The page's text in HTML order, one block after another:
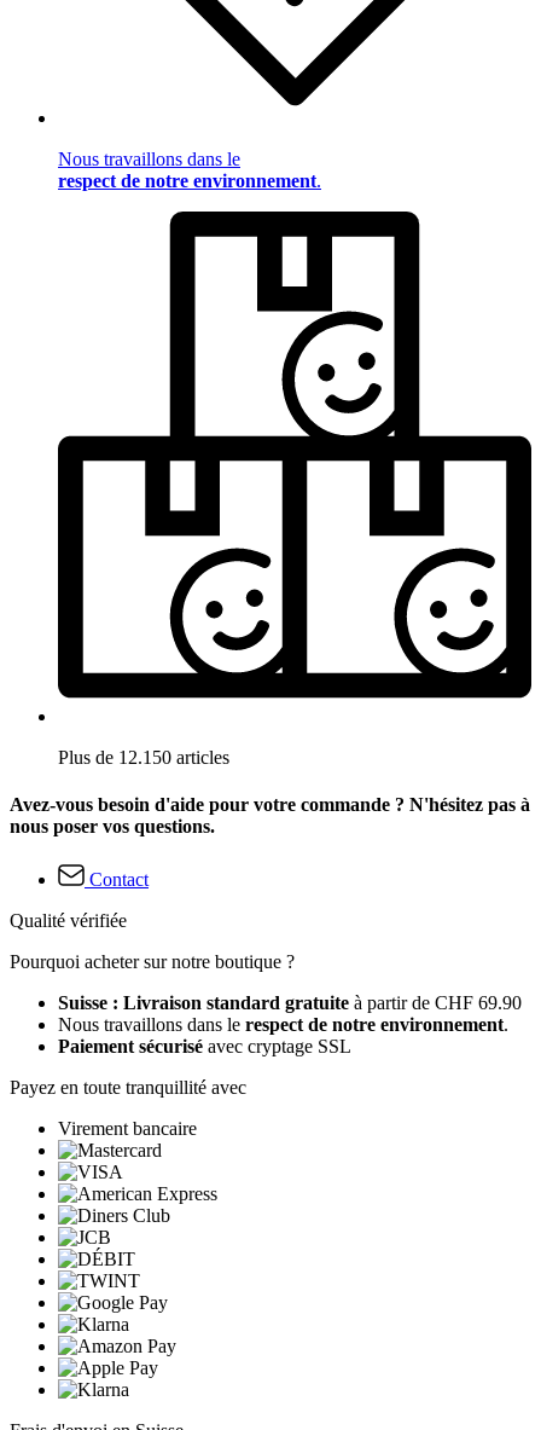
Nous travaillons dans le
respect de notre environnement.
Plus de 12.150 articles
Avez-vous besoin d'aide pour votre commande ? N'hésitez pas à
nous poser vos questions.
Contact
Qualité vérifiée
Pourquoi acheter sur notre boutique ?
Suisse : Livraison standard gratuite à partir de CHF 69.90
Nous travaillons dans le respect de notre environnement.
Paiement sécurisé avec cryptage SSL
Payez en toute tranquillité avec
Virement bancaire